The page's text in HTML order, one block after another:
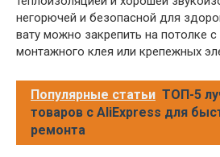
негорючей и безопасной для
вату можно закрепить на потолке
монтажного клея или крепежных
Популярные статьи ТОП-5
товаров с AliExpress для
ремонта